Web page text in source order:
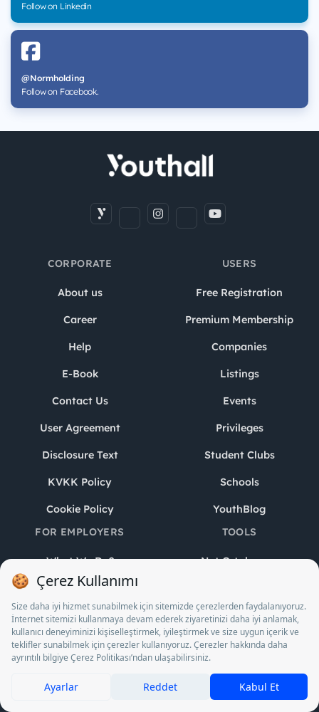
Follow on Linkedin
@Normholding
Follow on Facebook.
CORPORATE
About us
Career
Help
E-Book
Contact Us
User Agreement
Disclosure Text
KVKK Policy
Cookie Policy
USERS
Free Registration
Premium Membership
Companies
Listings
Events
Privileges
Student Clubs
Schools
YouthBlog
FOR EMPLOYERS
What We Do?
Corporate Login
Sign up for free
HR Blog
Youth Awards
TOOLS
Not Ortalaması
Vize Final Büt
Hesaplayıcı
YKS Puan Hesaplayıcı
YKS Geri Sayım Sayacı
Pomodoro Zamanlayıcı